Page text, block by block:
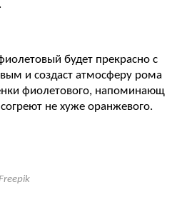
будет прекрасно с
и создаст атмосферу рома
фиолетового, напоминающ
не хуже оранжевого.